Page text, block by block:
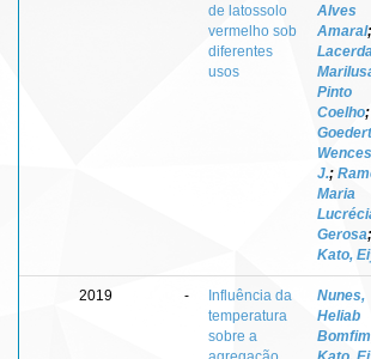
de latossolo
vermelho sob
diferentes
usos
Alves
Amaral;
Pinto
Coelho;
J.;
Maria
Gerosa;
Kato,
2019 -
Influência da
temperatura
sobre a
Nunes,
Heliab
Bomfim